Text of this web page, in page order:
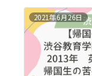
2021年6月26日